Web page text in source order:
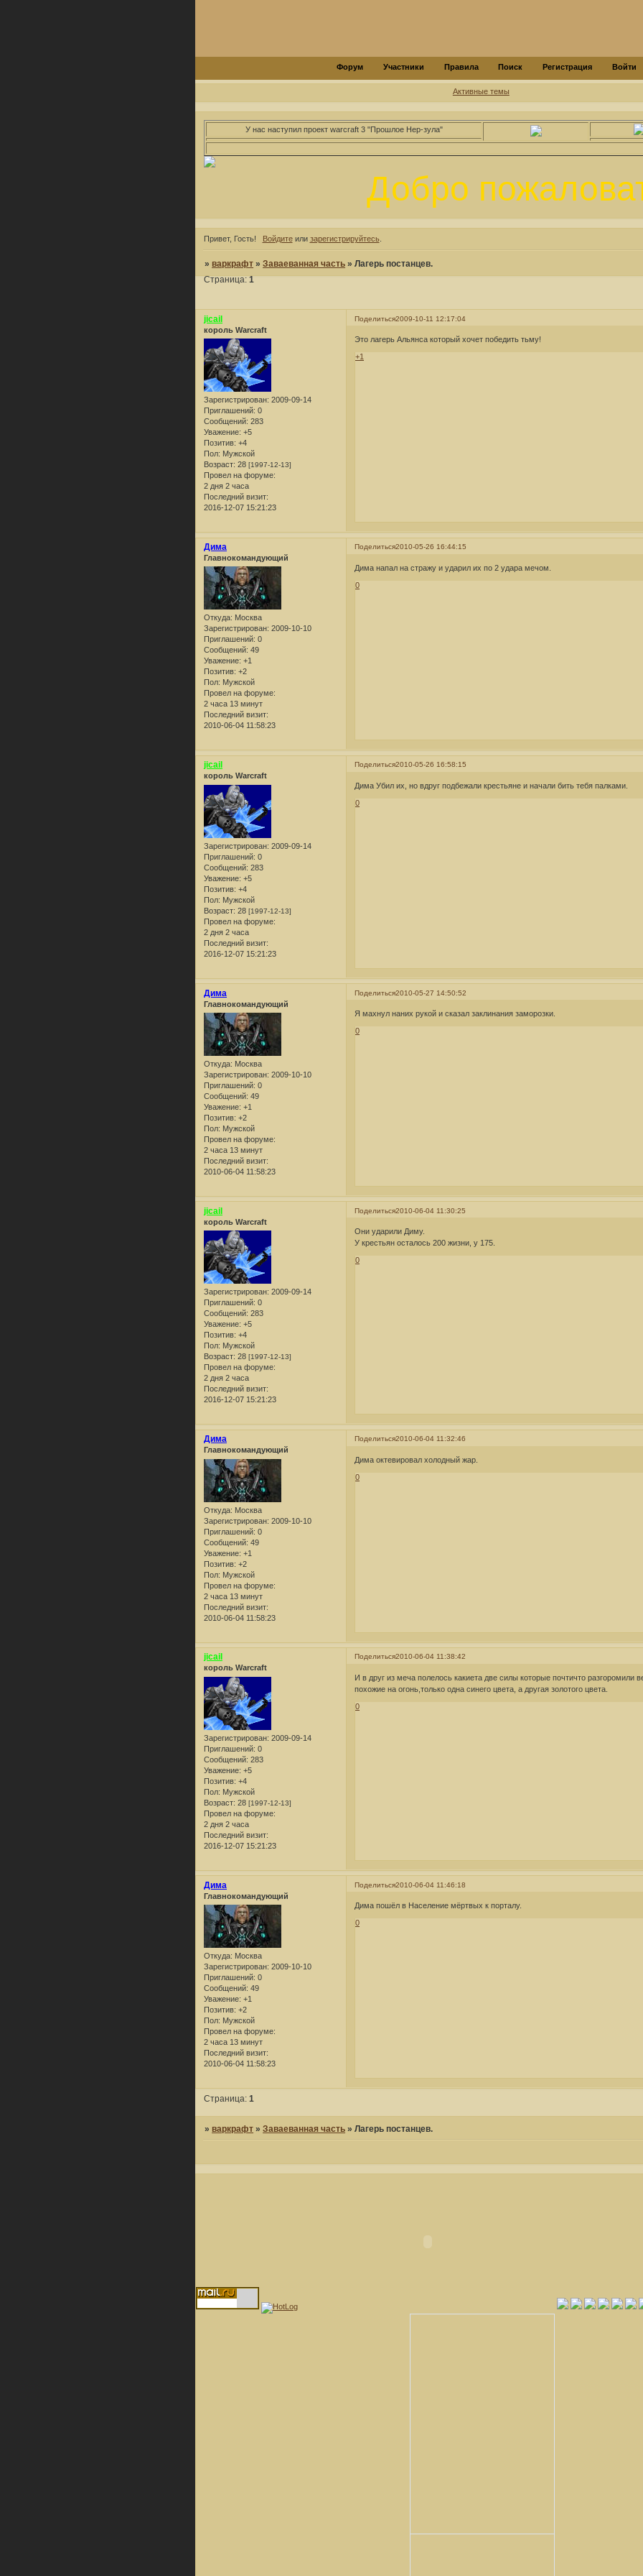
Форум Участники Правила Поиск Регистрация Войти
Активные темы
У нас наступил проект warcraft 3 "Прошлое Нер-зула"
Добро
Привет, Гость! Войдитеили зарегистрируйтесь.
» варкрафт »Заваеванная часть »Лагерь постанцев.
Страница:1
Поделиться2009-10-11 12:17:04
jicail
король Warcraft
Зарегистрирован: 2009-09-14
Приглашений: 0
Сообщений: 283
Уважение: +5
Позитив: +4
Пол: Мужской
Возраст: 28 [1997-12-13]
Провел на форуме:
2 дня 2 часа
Последний визит:
2016-12-07 15:21:23
Это лагерь Альянса который хочет победить тьму!
+1
Поделиться2010-05-26 16:44:15
Дима
Главнокомандующий
Откуда: Москва
Зарегистрирован: 2009-10-10
Приглашений: 0
Сообщений: 49
Уважение: +1
Позитив: +2
Пол: Мужской
Провел на форуме:
2 часа 13 минут
Последний визит:
2010-06-04 11:58:23
Дима напал на стражу и ударил их по 2 удара мечом.
0
Поделиться2010-05-26 16:58:15
jicail
король Warcraft
Зарегистрирован: 2009-09-14
Приглашений: 0
Сообщений: 283
Уважение: +5
Позитив: +4
Пол: Мужской
Возраст: 28 [1997-12-13]
Провел на форуме:
2 дня 2 часа
Последний визит:
2016-12-07 15:21:23
Дима Убил их, но вдруг подбежали крестьяне и начали бить тебя палками.
0
Поделиться2010-05-27 14:50:52
Дима
Главнокомандующий
Откуда: Москва
Зарегистрирован: 2009-10-10
Приглашений: 0
Сообщений: 49
Уважение: +1
Позитив: +2
Пол: Мужской
Провел на форуме:
2 часа 13 минут
Последний визит:
2010-06-04 11:58:23
Я махнул наних рукой и сказал заклинания заморозки.
0
Поделиться2010-06-04 11:30:25
jicail
король Warcraft
Зарегистрирован: 2009-09-14
Приглашений: 0
Сообщений: 283
Уважение: +5
Позитив: +4
Пол: Мужской
Возраст: 28 [1997-12-13]
Провел на форуме:
2 дня 2 часа
Последний визит:
2016-12-07 15:21:23
Они ударили Диму.
У крестьян осталось 200 жизни, у 175.
0
Поделиться2010-06-04 11:32:46
Дима
Главнокомандующий
Откуда: Москва
Зарегистрирован: 2009-10-10
Приглашений: 0
Сообщений: 49
Уважение: +1
Позитив: +2
Пол: Мужской
Провел на форуме:
2 часа 13 минут
Последний визит:
2010-06-04 11:58:23
Дима октевировал холодный жар.
0
Поделиться2010-06-04 11:38:42
jicail
король Warcraft
Зарегистрирован: 2009-09-14
Приглашений: 0
Сообщений: 283
Уважение: +5
Позитив: +4
Пол: Мужской
Возраст: 28 [1997-12-13]
Провел на форуме:
2 дня 2 часа
Последний визит:
2016-12-07 15:21:23
И в друг из меча полелось какиета две силы которые почтичто разгоромили
похожие на огонь,только одна синего цвета, а другая золотого цвета.
0
Поделиться2010-06-04 11:46:18
Дима
Главнокомандующий
Откуда: Москва
Зарегистрирован: 2009-10-10
Приглашений: 0
Сообщений: 49
Уважение: +1
Позитив: +2
Пол: Мужской
Провел на форуме:
2 часа 13 минут
Последний визит:
2010-06-04 11:58:23
Дима пошёл в Население мёртвых к порталу.
0
Страница:1
» варкрафт »Заваеванная часть »Лагерь постанцев.